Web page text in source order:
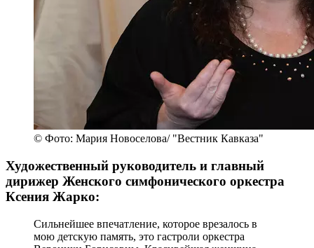
© Фото: Мария Новоселова/ "Вестник Кавказа"
Художественный руководитель и главный
дирижер Женского симфонического оркестра
Ксения Жарко:
Сильнейшее впечатление, которое врезалось в
мою детскую память, это гастроли оркестра